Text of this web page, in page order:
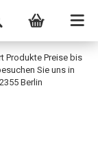
Produkte Preise bis
Sie uns in
Berlin